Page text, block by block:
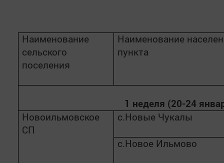
Наименование
сельского
поселения
Наименование
пункта
1 неделя (20-24
Новоильмовское
СП
с.Новые Чукалы
с.Новое Ильмово